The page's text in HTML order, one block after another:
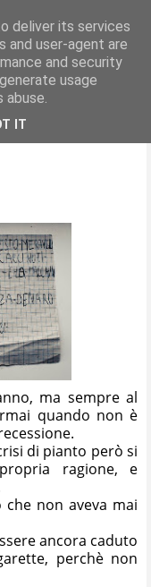
ma sempre al
quando non è
di pianto però si
ragione, e
non aveva mai
ancora caduto
perchè non
deliver its services
and user-agent are
and security
usage
IT